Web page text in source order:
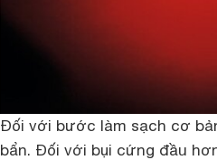
Đối với bước làm sạch cơ
bẩn. Đối với bụi cứng đầu